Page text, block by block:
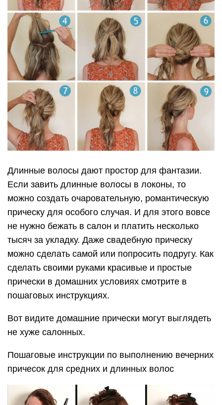
Длинные волосы дают простор для фантазии.
Если завить длинные волосы в локоны, то
можно создать очаровательную, романтическую
прическу для особого случая. И для этого вовсе
не нужно бежать в салон и платить несколько
тысяч за укладку. Даже свадебную прическу
можно сделать самой или попросить подругу. Как
сделать своими руками красивые и простые
прически в домашних условиях смотрите в
пошаговых инструкциях.
Вот видите домашние прически могут выглядеть
не хуже салонных.
Пошаговые инструкции по выполнению вечерних
причесок для средних и длинных волос